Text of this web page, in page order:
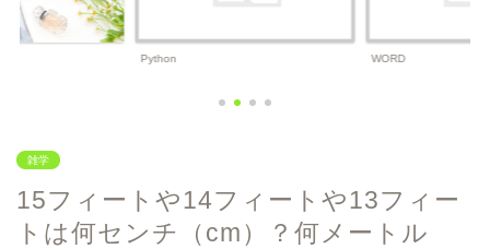
Python WORD
雑学
15フィートや14フィートや13フィー
トは何センチ（cm）？何メートル